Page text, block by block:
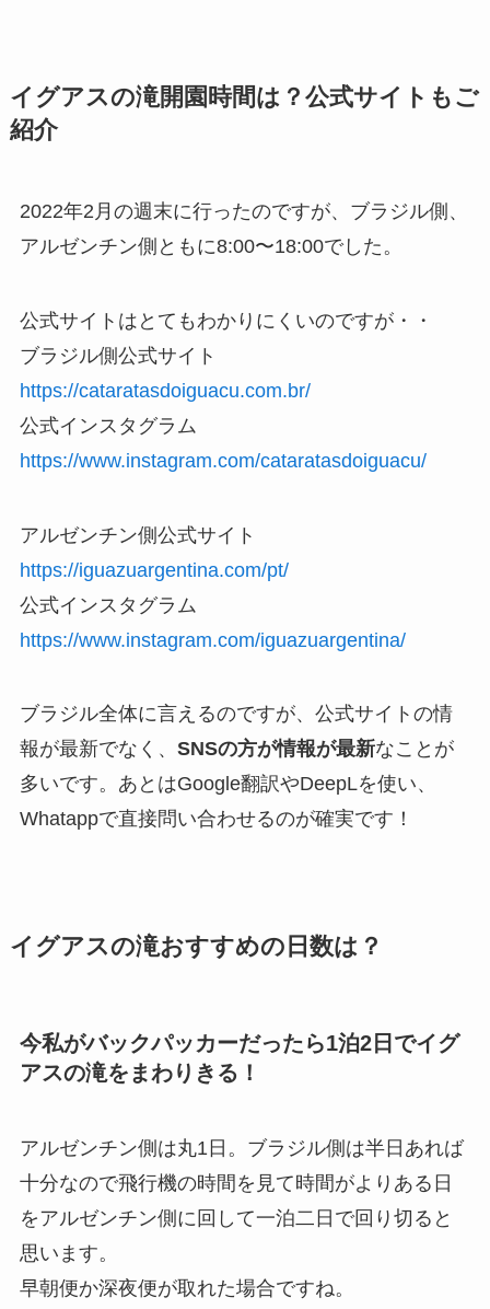
イグアスの滝開園時間は？公式サイトもご
紹介
2022年2月の週末に行ったのですが、ブラジル側、
アルゼンチン側ともに8:00〜18:00でした。
公式サイトはとてもわかりにくいのですが・・
ブラジル側公式サイト
https://cataratasdoiguacu.com.br/
公式インスタグラム
https://www.instagram.com/cataratasdoiguacu/
アルゼンチン側公式サイト
https://iguazuargentina.com/pt/
公式インスタグラム
https://www.instagram.com/iguazuargentina/
ブラジル全体に言えるのですが、公式サイトの情
報が最新でなく、 SNSの方が情報が最新なことが
多いです。あとはGoogle翻訳やDeepLを使い、
Whatappで直接問い合わせるのが確実です！
イグアスの滝おすすめの日数は？
今私がバックパッカーだったら1泊2日でイグ
アスの滝をまわりきる！
アルゼンチン側は丸1日。ブラジル側は半日あれば
十分なので飛行機の時間を見て時間がよりある日
をアルゼンチン側に回して一泊二日で回り切ると
思います。
早朝便か深夜便が取れた場合ですね。